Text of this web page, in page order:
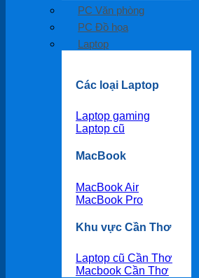
PC Văn phòng
PC Đồ họa
Laptop
Các loại Laptop
Laptop gaming
Laptop cũ
MacBook
MacBook Air
MacBook Pro
Khu vực Cần Thơ
Laptop cũ Cần Thơ
Macbook Cần Thơ